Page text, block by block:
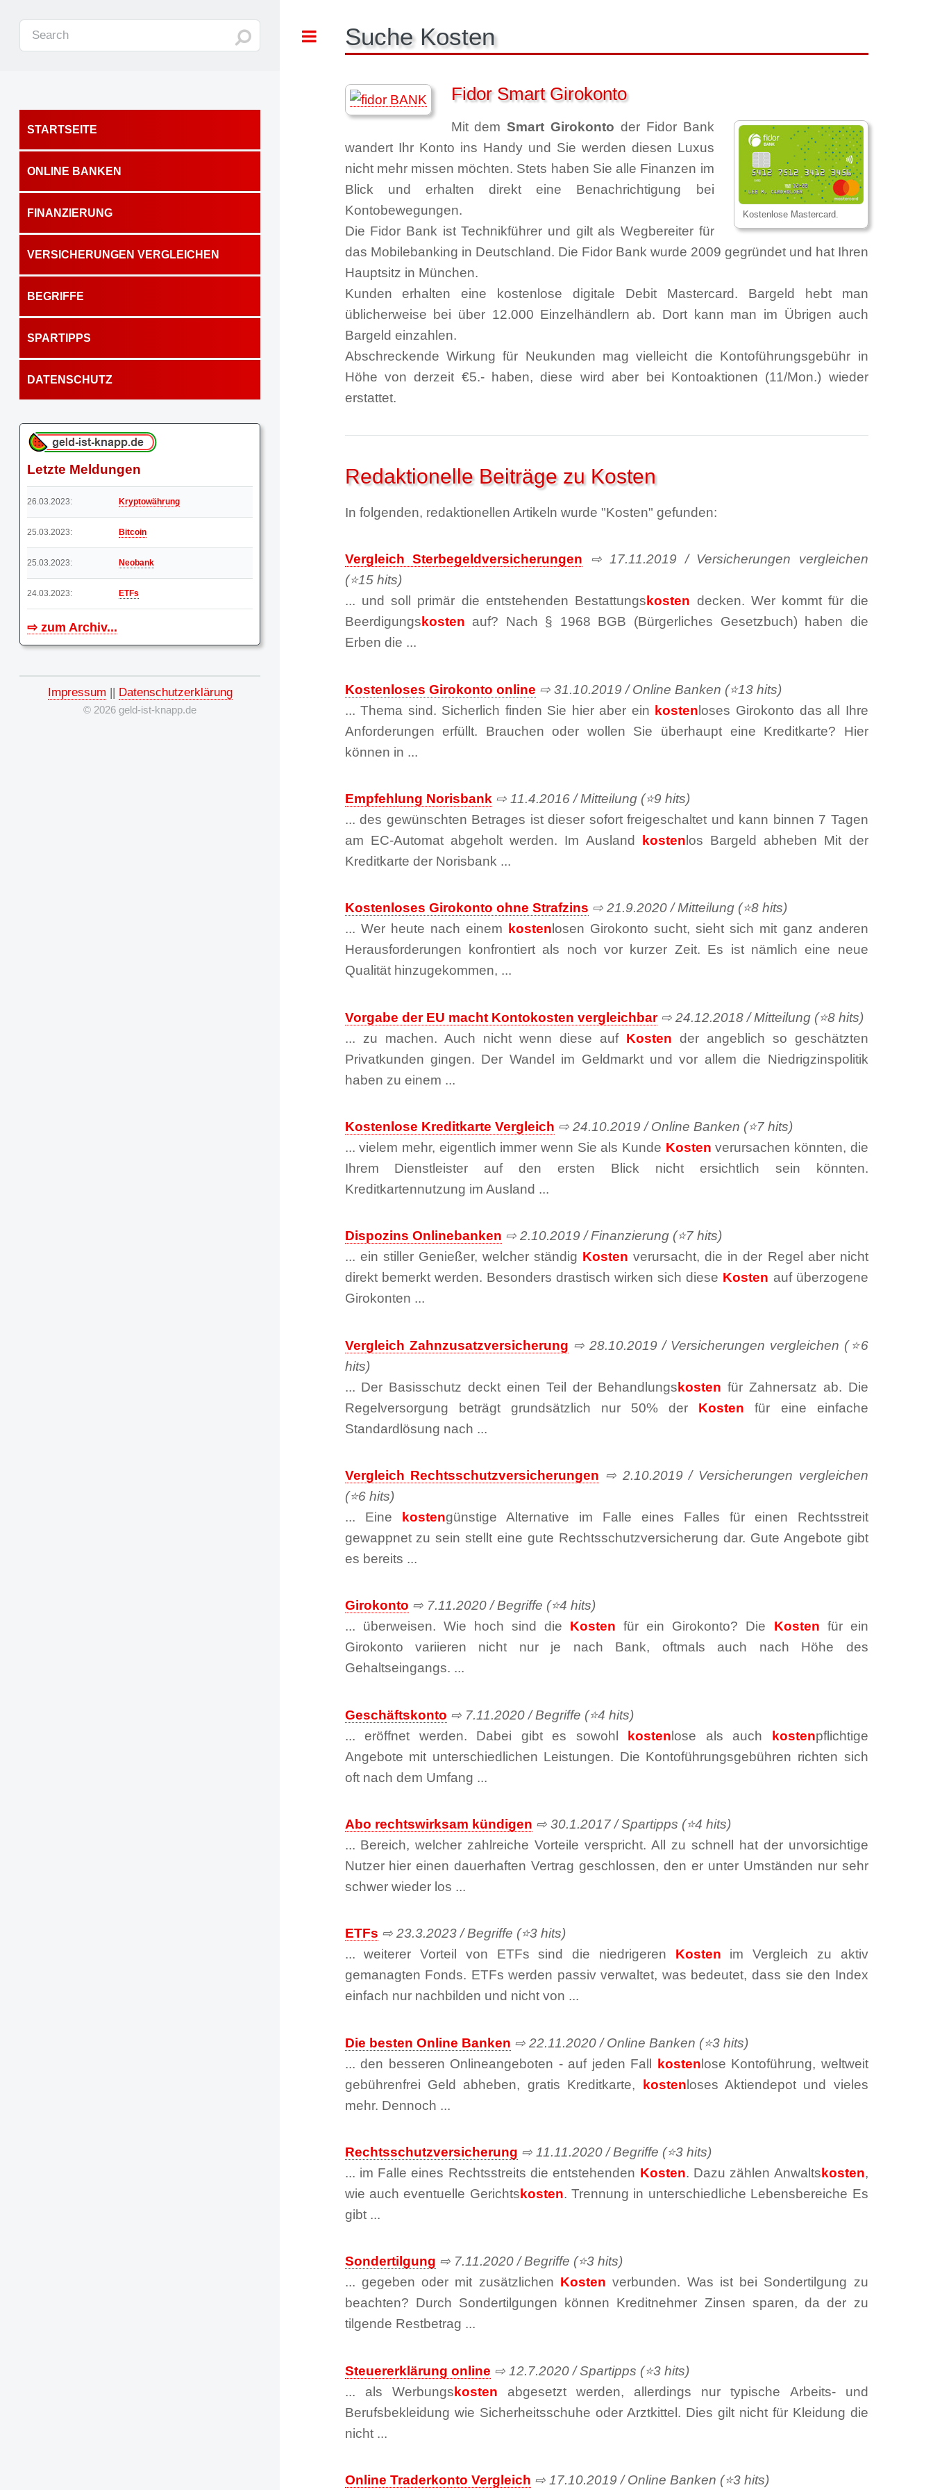
STARTSEITE
ONLINE BANKEN
FINANZIERUNG
VERSICHERUNGEN VERGLEICHEN
BEGRIFFE
SPARTIPPS
DATENSCHUTZ
Letzte Meldungen
26.03.2023: Kryptowährung
25.03.2023: Bitcoin
25.03.2023: Neobank
24.03.2023: ETFs
⇨ zum Archiv...
Impressum || Datenschutzerklärung
© 2026 geld-ist-knapp.de
Toggle
Suche Kosten
Fidor Smart Girokonto
Kostenlose Mastercard.
Mit demSmart Girokonto der Fidor Bank
wandert Ihr Konto ins Handy und Sie werden diesen Luxus
nicht mehr missen möchten. Stets haben Sie alle Finanzen im
Blick und erhalten direkt eine Benachrichtigung bei
Kontobewegungen.
Die Fidor Bank ist Technikführer und gilt als Wegbereiter für
das Mobilebanking in Deutschland. Die Fidor Bank wurde 2009 gegründet und hat Ihren
Hauptsitz in München.
Kunden erhalten eine kostenlose digitale Debit Mastercard. Bargeld hebt man
üblicherweise bei über 12.000 Einzelhändlern ab. Dort kann man im Übrigen auch
Bargeld einzahlen.
Abschreckende Wirkung für Neukunden mag vielleicht die Kontoführungsgebühr in
Höhe von derzeit €5.- haben, diese wird aber bei Kontoaktionen (11/Mon.) wieder
erstattet.
Redaktionelle Beiträge zu Kosten
In folgenden, redaktionellen Artikeln wurde "Kosten" gefunden:
Vergleich Sterbegeldversicherungen ⇨ 17.11.2019 / Versicherungen vergleichen
(⭐15 hits)
... und soll primär die entstehenden Bestattungs kosten decken. Wer kommt für die
Beerdigungs kosten auf? Nach § 1968 BGB (Bürgerliches Gesetzbuch) haben die
Erben die ...
Kostenloses Girokonto online ⇨ 31.10.2019 / Online Banken (⭐13 hits)
... Thema sind. Sicherlich finden Sie hier aber ein kostenloses Girokonto das all Ihre
Anforderungen erfüllt. Brauchen oder wollen Sie überhaupt eine Kreditkarte? Hier
können in ...
Empfehlung Norisbank ⇨ 11.4.2016 / Mitteilung (⭐9 hits)
... des gewünschten Betrages ist dieser sofort freigeschaltet und kann binnen 7 Tagen
am EC-Automat abgeholt werden. Im Ausland
kosten los Bargeld abheben Mit der
Kreditkarte der Norisbank ...
Kostenloses Girokonto ohne Strafzins ⇨ 21.9.2020 / Mitteilung (⭐8 hits)
... Wer heute nach einem
kosten losen Girokonto sucht, sieht sich mit ganz anderen
Herausforderungen konfrontiert als noch vor kurzer Zeit. Es ist nämlich eine neue
Qualität hinzugekommen, ...
Vorgabe der EU macht Kontokosten vergleichbar⇨ 24.12.2018 / Mitteilung (⭐8 hits)
... zu machen. Auch nicht wenn diese auf Kosten der angeblich so geschätzten
Privatkunden gingen. Der Wandel im Geldmarkt und vor allem die Niedrigzinspolitik
haben zu einem ...
Kostenlose Kreditkarte Vergleich ⇨ 24.10.2019 / Online Banken (⭐7 hits)
... vielem mehr, eigentlich immer wenn Sie als Kunde Kosten verursachen könnten, die
Ihrem Dienstleister auf den ersten Blick nicht ersichtlich sein könnten.
Kreditkartennutzung im Ausland ...
Dispozins Onlinebanken ⇨ 2.10.2019 / Finanzierung (⭐7 hits)
... ein stiller Genießer, welcher ständig Kosten verursacht, die in der Regel aber nicht
direkt bemerkt werden. Besonders drastisch wirken sich diese Kosten auf überzogene
Girokonten ...
Vergleich Zahnzusatzversicherung ⇨ 28.10.2019 / Versicherungen vergleichen (⭐6
hits)
... Der Basisschutz deckt einen Teil der Behandlungskosten für Zahnersatz ab. Die
Regelversorgung beträgt grundsätzlich nur 50% der Kosten für eine einfache
Standardlösung nach ...
Vergleich Rechtsschutzversicherungen ⇨ 2.10.2019 / Versicherungen vergleichen
(⭐6 hits)
... Eine
kostengünstige Alternative im Falle eines Falles für einen Rechtsstreit
gewappnet zu sein stellt eine gute Rechtsschutzversicherung dar. Gute Angebote gibt
es bereits ...
Girokonto ⇨ 7.11.2020 / Begriffe (⭐4 hits)
... überweisen. Wie hoch sind die Kosten für ein Girokonto? Die Kosten für ein
Girokonto variieren nicht nur je nach Bank, oftmals auch nach Höhe des
Gehaltseingangs. ...
Geschäftskonto ⇨ 7.11.2020 / Begriffe (⭐4 hits)
... eröffnet werden. Dabei gibt es sowohl kostenlose als auch kostenpflichtige
Angebote mit unterschiedlichen Leistungen. Die Kontoführungsgebühren richten sich
oft nach dem Umfang ...
Abo rechtswirksam kündigen ⇨ 30.1.2017 / Spartipps (⭐4 hits)
... Bereich, welcher zahlreiche Vorteile verspricht. All zu schnell hat der unvorsichtige
Nutzer hier einen dauerhaften Vertrag geschlossen, den er unter Umständen nur sehr
schwer wieder los ...
ETFs ⇨ 23.3.2023 / Begriffe (⭐3 hits)
... weiterer Vorteil von ETFs sind die niedrigeren Kosten im Vergleich zu aktiv
gemanagten Fonds. ETFs werden passiv verwaltet, was bedeutet, dass sie den Index
einfach nur nachbilden und nicht von ...
Die besten Online Banken ⇨ 22.11.2020 / Online Banken (⭐3 hits)
... den besseren Onlineangeboten - auf jeden Fall kostenlose Kontoführung, weltweit
gebührenfrei Geld abheben, gratis Kreditkarte, kostenloses Aktiendepot und vieles
mehr. Dennoch ...
Rechtsschutzversicherung ⇨ 11.11.2020 / Begriffe (⭐3 hits)
... im Falle eines Rechtsstreits die entstehenden Kosten. Dazu zählen Anwalts kosten,
wie auch eventuelle Gerichts kosten. Trennung in unterschiedliche Lebensbereiche Es
gibt ...
Sondertilgung ⇨ 7.11.2020 / Begriffe (⭐3 hits)
... gegeben oder mit zusätzlichen Kosten verbunden. Was ist bei Sondertilgung zu
beachten? Durch Sondertilgungen können Kreditnehmer Zinsen sparen, da der zu
tilgende Restbetrag ...
Steuererklärung online ⇨ 12.7.2020 / Spartipps (⭐3 hits)
... als Werbungskosten abgesetzt werden, allerdings nur typische Arbeits- und
Berufsbekleidung wie Sicherheitsschuhe oder Arztkittel. Dies gilt nicht für Kleidung die
nicht ...
Online Traderkonto Vergleich ⇨ 17.10.2019 / Online Banken (⭐3 hits)